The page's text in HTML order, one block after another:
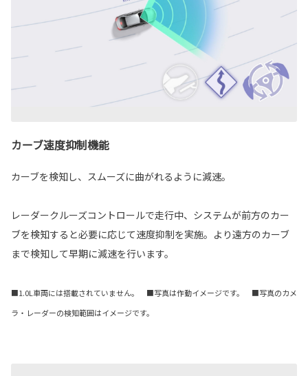
カーブ速度抑制機能
カーブを検知し、スムーズに曲がれるように減速。
レーダークルーズコントロールで走行中、システムが前方のカー
ブを検知すると必要に応じて速度抑制を実施。より遠方のカーブ
まで検知して早期に減速を行います。
■1.0L車両には搭載されていません。 ■写真は作動イメージです。 ■写真のカメ
ラ・レーダーの検知範囲はイメージです。